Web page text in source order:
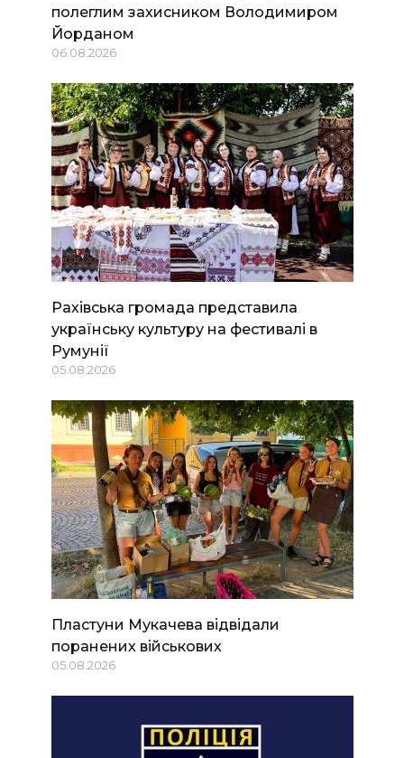
полеглим захисником Володимиром
Йорданом
06.08.2026
Рахівська громада представила
українську культуру на фестивалі в
Румунії
05.08.2026
Пластуни Мукачева відвідали
поранених військових
05.08.2026